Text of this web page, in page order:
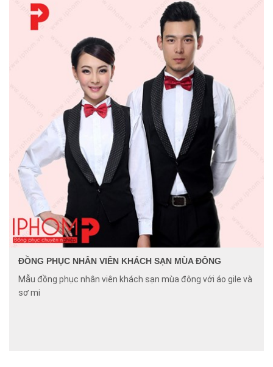
ĐỒNG PHỤC NHÂN VIÊN KHÁCH SẠN MÙA ĐÔNG
Mẫu đồng phục nhân viên khách sạn mùa đông với áo gile và
sơ mi